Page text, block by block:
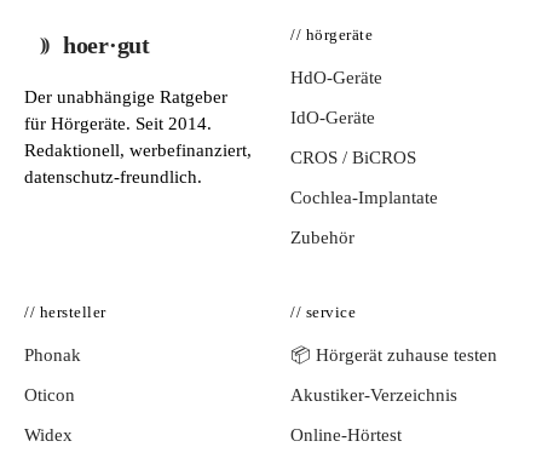
hoer·gut
Der unabhängige Ratgeber
für Hörgeräte. Seit 2014.
Redaktionell, werbefinanziert,
datenschutz-freundlich.
// hörgeräte
HdO-Geräte
IdO-Geräte
CROS / BiCROS
Cochlea-Implantate
Zubehör
// hersteller
Phonak
Oticon
Widex
// service
📦 Hörgerät zuhause testen
Akustiker-Verzeichnis
Online-Hörtest